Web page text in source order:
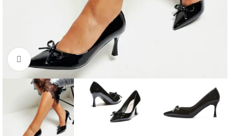
Click to enlarge